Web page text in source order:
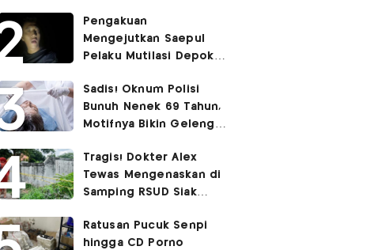
Pengembaliannya
Belum Utuh
Pengakuan
Mengejutkan Saepul
Pelaku Mutilasi Depok:
Korban di Kontrakan
Sadis! Oknum Polisi
Bunuh Nenek 69 Tahun,
Motifnya Bikin Geleng
Tragis! Dokter Alex
Tewas Mengenaskan di
Samping RSUD Siak
Rocuronium
Ratusan Pucuk Senpi
hingga CD Porno